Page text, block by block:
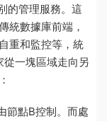
的管理服務。這
統數據庫前端，
重和監控等，統
一塊區域走向另
點B控制。而處